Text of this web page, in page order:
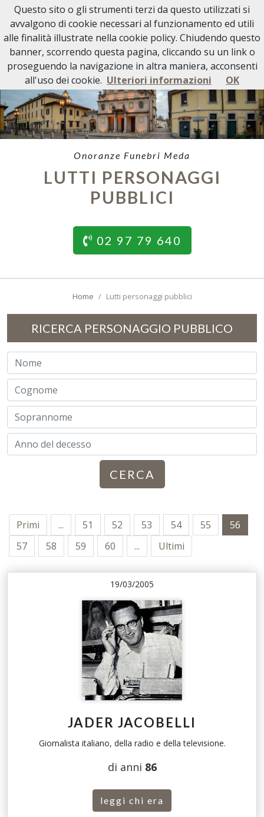
Onoranze Funebri Meda
LUTTI PERSONAGGI
PUBBLICI
02 97 79 640
Home Lutti personaggi pubblici
RICERCA PERSONAGGIO PUBBLICO
CERCA
Primi ... 51 52 53 54 55
56
57
58 59 60 ... Ultimi
19/03/2005
JADER JACOBELLI
Giornalista italiano, della radio e della televisione.
di anni 86
leggi chi era
Questo sito o gli strumenti terzi da questo utilizzati si
avvalgono di cookie necessari al funzionamento ed utili
alle finalità illustrate nella cookie policy. Chiudendo questo
banner, scorrendo questa pagina, cliccando su un link o
proseguendo la navigazione in altra maniera, acconsenti
all'uso dei cookie. Ulteriori informazioni OK